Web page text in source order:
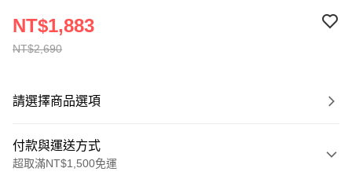
NT$2,690
NT$1,883
請選擇商品選項
付款與運送方式
超取滿NT$1,500免運